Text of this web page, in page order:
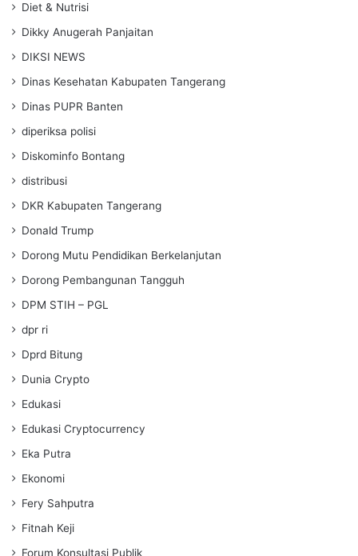
Diet & Nutrisi
Dikky Anugerah Panjaitan
DIKSI NEWS
Dinas Kesehatan Kabupaten Tangerang
Dinas PUPR Banten
diperiksa polisi
Diskominfo Bontang
distribusi
DKR Kabupaten Tangerang
Donald Trump
Dorong Mutu Pendidikan Berkelanjutan
Dorong Pembangunan Tangguh
DPM STIH – PGL
dpr ri
Dprd Bitung
Dunia Crypto
Edukasi
Edukasi Cryptocurrency
Eka Putra
Ekonomi
Fery Sahputra
Fitnah Keji
Forum Konsultasi Publik